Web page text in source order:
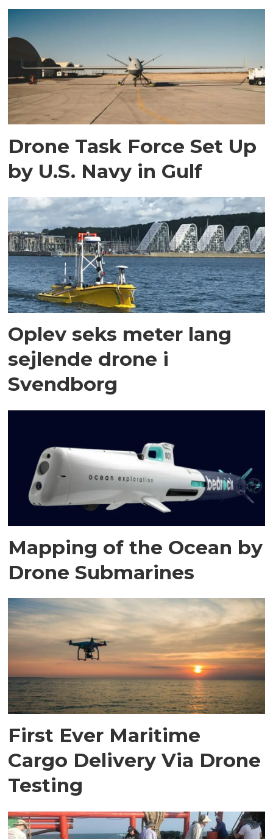
Drone Task Force Set Up
by U.S. Navy in Gulf
Oplev seks meter lang
sejlende drone i
Svendborg
Mapping of the Ocean by
Drone Submarines
First Ever Maritime
Cargo Delivery Via Drone
Testing